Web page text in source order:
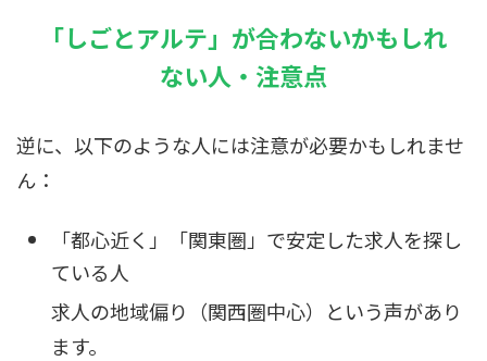
「しごとアルテ」が合わないかもしれ
ない人・注意点
逆に、以下のような人には注意が必要かもしれませ
ん：
「都心近く」「関東圏」で安定した求人を探し
ている人
求人の地域偏り（関西圏中心）という声があり
ます。